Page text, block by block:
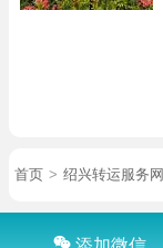
首页 > 绍兴转运服务网